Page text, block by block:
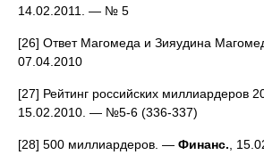
14.02.2011. — № 5
[26] Ответ Магомеда и Зияудина
07.04.2010
[27] Рейтинг российских миллиардеров
15.02.2010. — №5-6 (336-337)
[28] 500 миллиардеров. — Финанс. ,